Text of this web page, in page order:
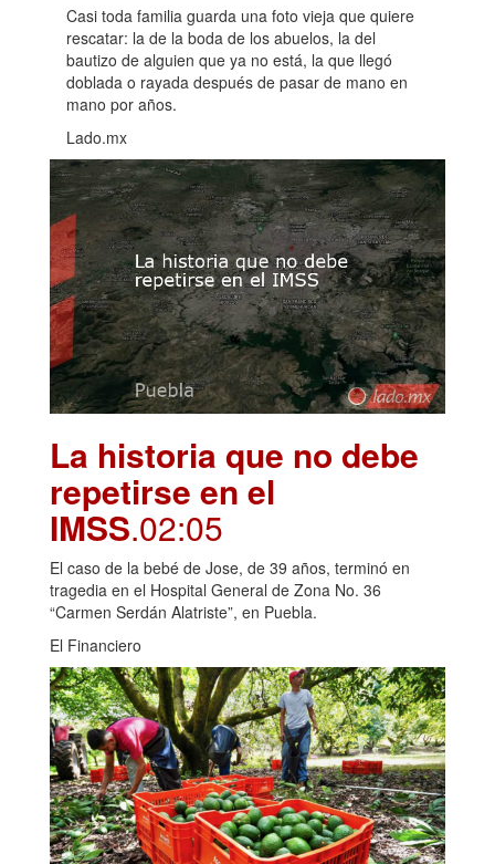
Casi toda familia guarda una foto vieja que quiere
rescatar: la de la boda de los abuelos, la del
bautizo de alguien que ya no está, la que llegó
doblada o rayada después de pasar de mano en
mano por años.
Lado.mx
La historia que no debe
repetirse en el
IMSS.02:05
El caso de la bebé de Jose, de 39 años, terminó en
tragedia en el Hospital General de Zona No. 36
“Carmen Serdán Alatriste”, en Puebla.
El Financiero